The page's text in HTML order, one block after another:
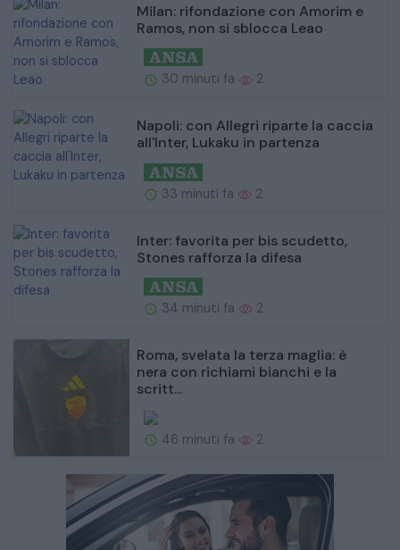
Milan: rifondazione con Amorim e
Ramos, non si sblocca Leao
30 minuti fa 2
Napoli: con Allegri riparte la caccia
all'Inter, Lukaku in partenza
33 minuti fa 2
Inter: favorita per bis scudetto,
Stones rafforza la difesa
34 minuti fa 2
Roma, svelata la terza maglia: è
nera con richiami bianchi e la
scritt...
46 minuti fa 2